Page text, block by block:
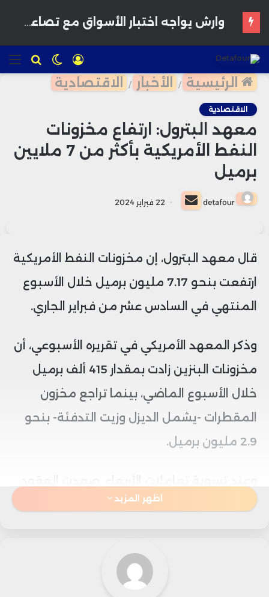
وارش يواجه اختبار الأسواق مع تصاعد رهانات رفع الفائدة وتفاقم ضغوط التضخم
للبحث الوضع
المظلم
تسجيل
الدخول
الرئيسية / الأخبار / الاقتصادية
الاقتصادية
معهد البترول: ارتفاع مخزونات
النفط الأمريكية بأكثر من 7 ملايين
برميل
detafour
أرسل
بريدا
22 فبراير 2024
قال معهد البترول، إن مخزونات النفط الأمريكية
ارتفعت بنحو 7.17 مليون برميل خلال الأسبوع
المنتهي في السادس عشر من فبراير الجاري.
وذكر المعهد الأمريكي في تقريره الأسبوعي، أن
مخزونات البنزين زادت بمقدار 415 ألف برميل
خلال الأسبوع الماضي، بينما تراجع مخزون
المقطرات -يشمل الديزل وزيت التدفئة- بنحو
2.9 مليون برميل.
الآجلة لخام برنت تسليم شهر أبريل بنسبة
اظهر المزيد